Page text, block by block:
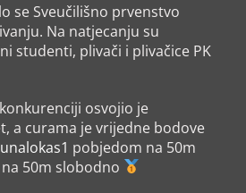
se Sveučilišno prvenstvo
Na natjecanju su
studenti, plivači i plivačice PK
osvojio je
a curama je vrijedne bodove
pobjedom na 50m
50m slobodno